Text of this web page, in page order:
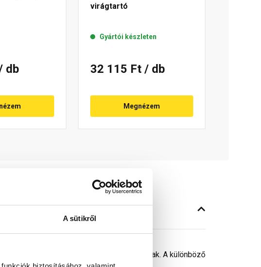
A sütikről
db
virágtartó
Gyártói készleten
32 115 Ft / db
Megnézem
térelhatároló elemként is felhasználhatóak. A különböző